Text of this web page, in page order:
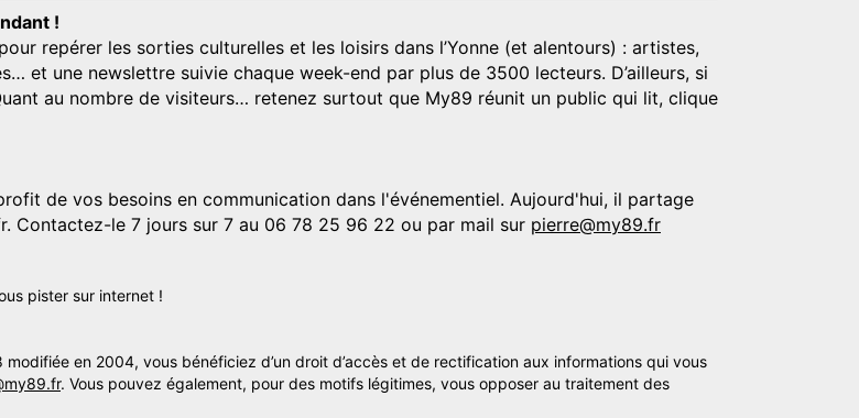
!
repérer les sorties culturelles et les loisirs dans l’Yonne (et alentours) : artistes,
et une newslettre suivie chaque week-end par plus de 3500 lecteurs. D’ailleurs, si
au nombre de visiteurs… retenez surtout que My89 réunit un public qui lit, clique
de vos besoins en communication dans l'événementiel. Aujourd'hui, il partage
Contactez-le 7 jours sur 7 au 06 78 25 96 22 ou par mail sur pierre@my89.fr
pister sur internet !
en 2004, vous bénéficiez d’un droit d’accès et de rectification aux informations qui vous
. Vous pouvez également, pour des motifs légitimes, vous opposer au traitement des